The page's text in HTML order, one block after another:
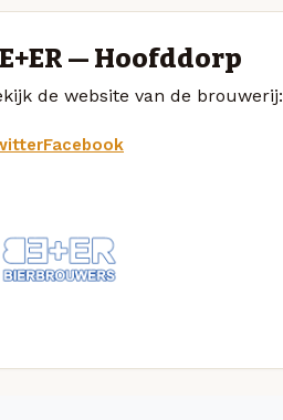
— Hoofddorp
de website van de brouwerij:
Facebook